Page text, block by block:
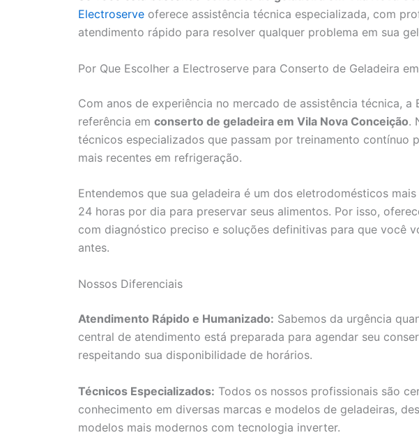
Electroserve oferece assistência técnica especializada, com
atendimento rápido para resolver qualquer problema em sua
Por Que Escolher a Electroserve para Conserto de Geladeira
Com anos de experiência no mercado de assistência técnica,
referência em conserto de geladeira em Vila Nova Conceição.
técnicos especializados que passam por treinamento contínuo
mais recentes em refrigeração.
Entendemos que sua geladeira é um dos eletrodomésticos
24 horas por dia para preservar seus alimentos. Por isso,
com diagnóstico preciso e soluções definitivas para que você
antes.
Nossos Diferenciais
Atendimento Rápido e Humanizado: Sabemos da urgência
central de atendimento está preparada para agendar seu
respeitando sua disponibilidade de horários.
Técnicos Especializados: Todos os nossos profissionais são
conhecimento em diversas marcas e modelos de geladeiras,
modelos mais modernos com tecnologia inverter.